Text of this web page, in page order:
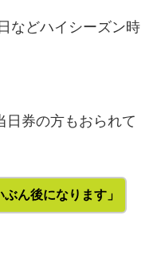
などハイシーズン時
日券の方もおられて
ぶん後になります」